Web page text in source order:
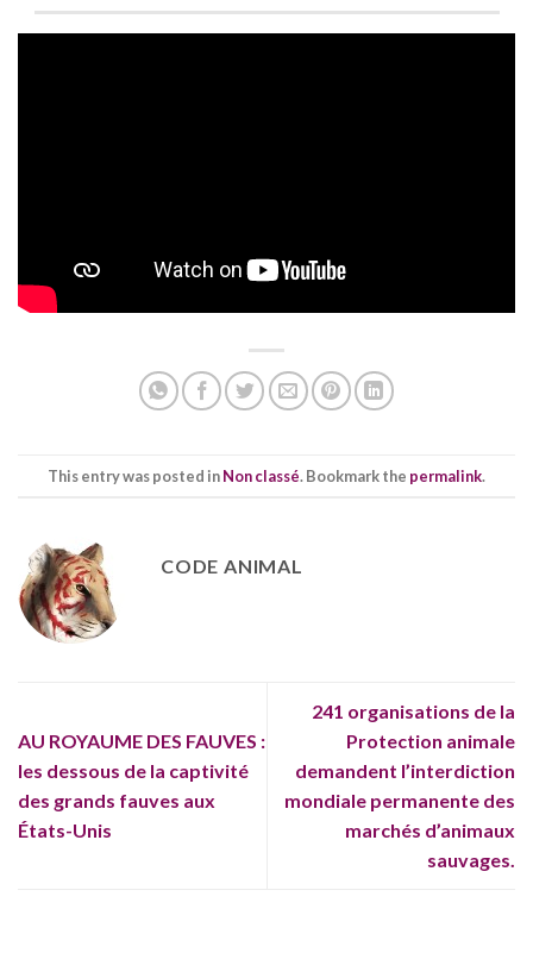
This entry was posted inNon classé. Bookmark the permalink.
CODE ANIMAL
AU ROYAUME DES FAUVES :
les dessous de la captivité
des grands fauves aux
États-Unis
241 organisations de la
Protection animale
demandent l’interdiction
mondiale permanente des
marchés d’animaux
sauvages.